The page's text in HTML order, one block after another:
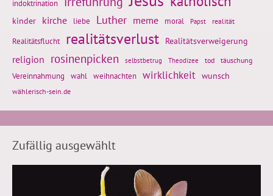
indoktrination
kinder kirche liebe Luther meme moral Papst realität
Realitätsflucht realitätsverlust Realitätsverweigerung
religion rosinenpicken selbstbetrug Theodizee tod täuschung
Vereinnahmung wahl weihnachten wirklichkeit wunsch
wählerisch-sein.de
Zufällig ausgewählt